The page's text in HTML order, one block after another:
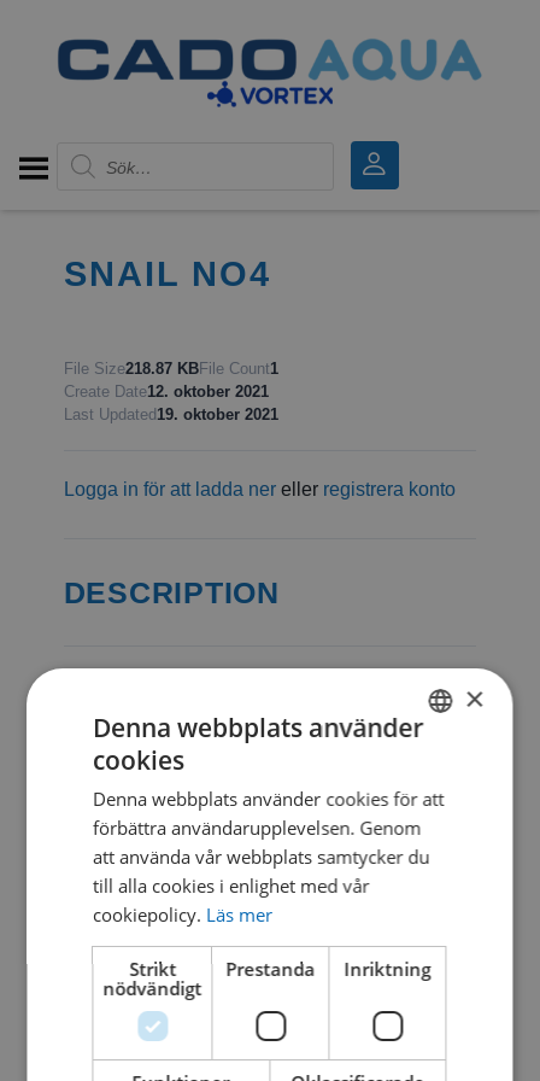
Produktsökning
SNAIL NO4
File Size218.87 KBFile Count1
Create Date12. oktober 2021
Last Updated 19. oktober 2021
Logga in för att ladda nereller registrera konto
DESCRIPTION
SIMILAR DOWNLOADS
No related download found!
Kjell Parmborn Updated 19. oktober 2021
DANISH
×
Denna webbplats använder
cookies
Denna webbplats använder cookies för att
förbättra användarupplevelsen. Genom
att använda vår webbplats samtycker du
till alla cookies i enlighet med vår
cookiepolicy. Läs mer
Strikt
nödvändigt
Prestanda Inriktning